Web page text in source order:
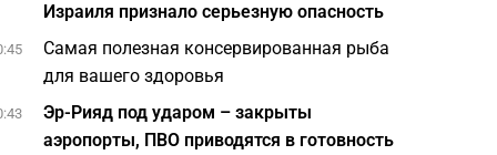
Израиля признало серьезную опасность
Самая полезная консервированная рыба
для вашего здоровья
Эр-Рияд под ударом – закрыты
аэропорты, ПВО приводятся в готовность